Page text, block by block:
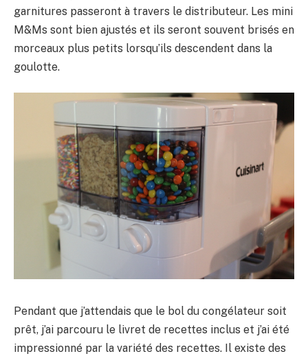
garnitures passeront à travers le distributeur. Les mini
M&Ms sont bien ajustés et ils seront souvent brisés en
morceaux plus petits lorsqu’ils descendent dans la
goulotte.
Pendant que j’attendais que le bol du congélateur soit
prêt, j’ai parcouru le livret de recettes inclus et j’ai été
impressionné par la variété des recettes. Il existe des